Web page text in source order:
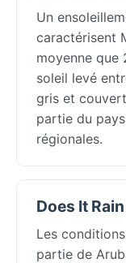
Un
caractérisent
moyenne que
soleil levé
gris et
partie du
régionales.
Does It
Les
partie de